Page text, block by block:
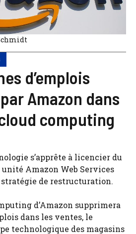
d’emplois
Amazon dans
computing
s’apprête à licencier du
Amazon Web Services
stratégie de restructuration.
d’Amazon supprimera
dans les ventes, le
technologique des magasins